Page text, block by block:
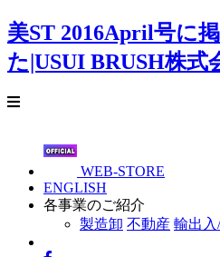
美ST 2016April号に
た|USUI BRUSH株式
WEB-STORE
ENGLISH
各事業のご紹介
製造卸 不動産 輸出入